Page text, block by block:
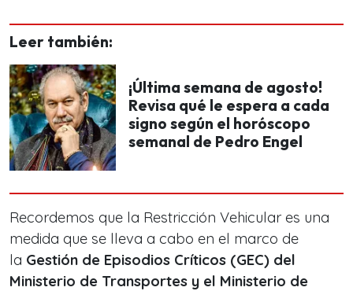
Leer también:
¡Última semana de agosto!
Revisa qué le espera a cada
signo según el horóscopo
semanal de Pedro Engel
Recordemos que la Restricción Vehicular es una
medida que se lleva a cabo en el marco de
la Gestión de Episodios Críticos (GEC) del
Ministerio de Transportes y el Ministerio de